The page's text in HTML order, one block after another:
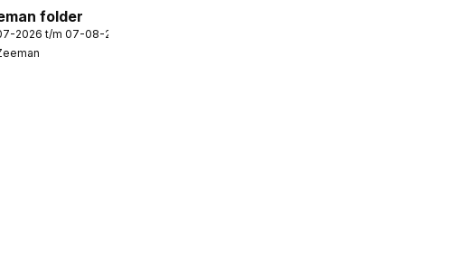
folder
2026 t/m 07-08-2026